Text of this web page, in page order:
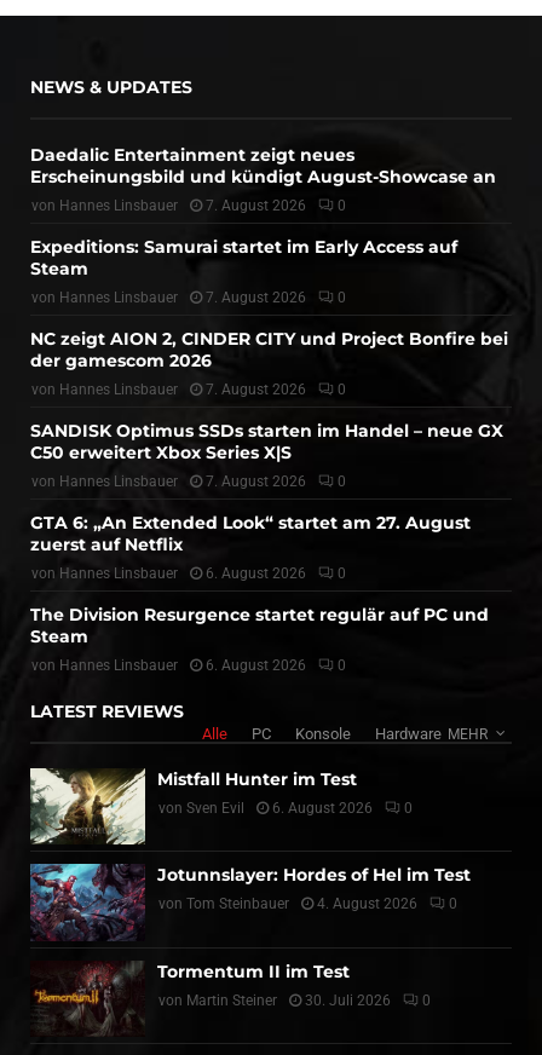
NEWS & UPDATES
Daedalic Entertainment zeigt neues
Erscheinungsbild und kündigt August-Showcase an
von Hannes Linsbauer 7. August 2026 0
Expeditions: Samurai startet im Early Access auf
Steam
von Hannes Linsbauer 7. August 2026 0
NC zeigt AION 2, CINDER CITY und Project Bonfire bei
der gamescom 2026
von Hannes Linsbauer 7. August 2026 0
SANDISK Optimus SSDs starten im Handel – neue GX
C50 erweitert Xbox Series X|S
von Hannes Linsbauer 7. August 2026 0
GTA 6: „An Extended Look“ startet am 27. August
zuerst auf Netflix
von Hannes Linsbauer 6. August 2026 0
The Division Resurgence startet regulär auf PC und
Steam
von Hannes Linsbauer 6. August 2026 0
LATEST REVIEWS
Alle PC Konsole Hardware MEHR
Mistfall Hunter im Test
von Sven Evil 6. August 2026 0
Jotunnslayer: Hordes of Hel im Test
von Tom Steinbauer 4. August 2026 0
Tormentum II im Test
von Martin Steiner 30. Juli 2026 0